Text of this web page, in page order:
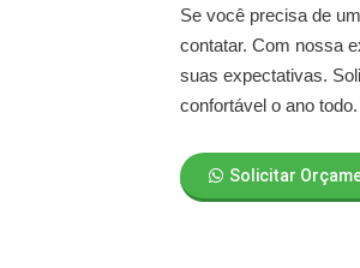
Se você precisa de um
contatar. Com nossa
suas expectativas.
confortável o ano todo.
Solicitar